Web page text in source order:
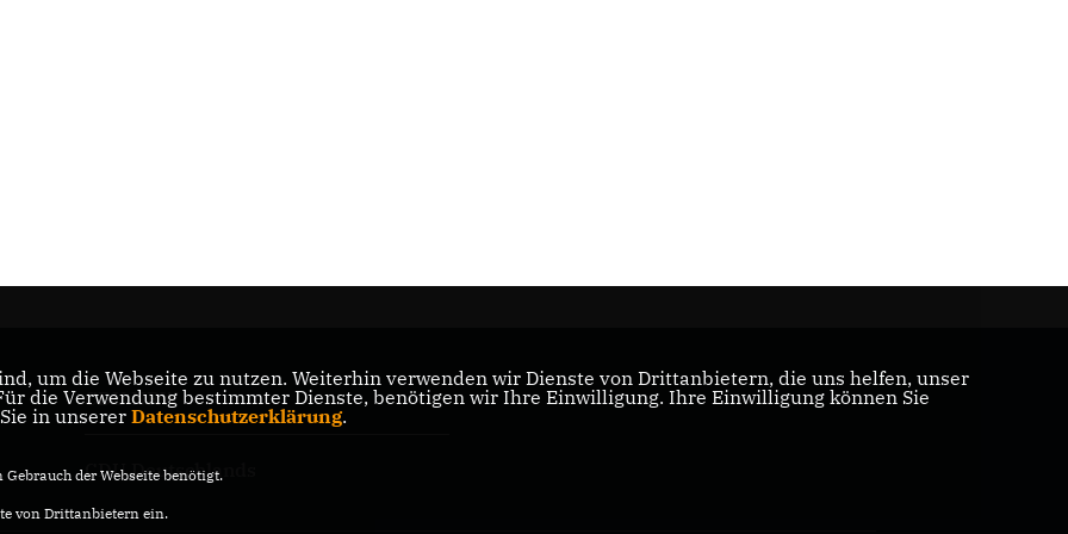
CDU NRW
CDU Deutschlands
um die Webseite zu nutzen. Weiterhin verwenden wir Dienste von Drittanbietern, die uns helfen, unser
die Verwendung bestimmter Dienste, benötigen wir Ihre Einwilligung. Ihre Einwilligung können Sie
in unserer Datenschutzerklärung.
der Webseite benötigt.
von Drittanbietern ein.